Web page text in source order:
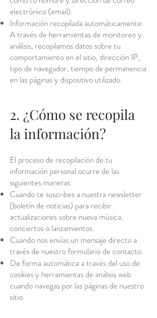
electrónico (email).
Información recopilada automáticamente:
A través de herramientas de monitoreo y
análisis, recopilamos datos sobre tu
comportamiento en el sitio, dirección IP,
tipo de navegador, tiempo de permanencia
en las páginas y dispositivo utilizado.
2. ¿Cómo se recopila
la información?
El proceso de recopilación de tu
información personal ocurre de las
siguientes maneras:
Cuando te suscribes a nuestra newsletter
(boletín de noticias) para recibir
actualizaciones sobre nueva música,
conciertos o lanzamientos.
Cuando nos envías un mensaje directo a
través de nuestro formulario de contacto.
De forma automática a través del uso de
cookies y herramientas de análisis web
cuando navegas por las páginas de nuestro
sitio.